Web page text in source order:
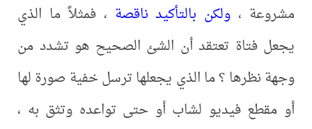
مشروعة ، ولكن بالتأكيد ناقصة ، فمثلاً ما الذي
يجعل فتاة تعتقد أن الشئ الصحيح هو تشدد من
وجهة نظرها ؟ ما الذي يجعلها ترسل خفية صورة لها
أو مقطع فيديو لشاب أو حتى تواعده وتثق به ،